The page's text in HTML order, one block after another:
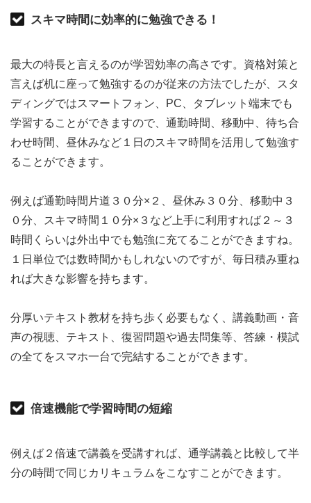
スキマ時間に効率的に勉強できる！
最大の特長と言えるのが学習効率の高さです。資格対策と
言えば机に座って勉強するのが従来の方法でしたが、スタ
ディングではスマートフォン、PC、タブレット端末でも
学習することができますので、通勤時間、移動中、待ち合
わせ時間、昼休みなど１日のスキマ時間を活用して勉強す
ることができます。
例えば通勤時間片道３０分×２、昼休み３０分、移動中３
０分、スキマ時間１０分×３など上手に利用すれば２～３
時間くらいは外出中でも勉強に充てることができますね。
１日単位では数時間かもしれないのですが、毎日積み重ね
れば大きな影響を持ちます。
分厚いテキスト教材を持ち歩く必要もなく、講義動画・音
声の視聴、テキスト、復習問題や過去問集等、答練・模試
の全てをスマホ一台で完結することができます。
倍速機能で学習時間の短縮
例えば２倍速で講義を受講すれば、通学講義と比較して半
分の時間で同じカリキュラムをこなすことができます。